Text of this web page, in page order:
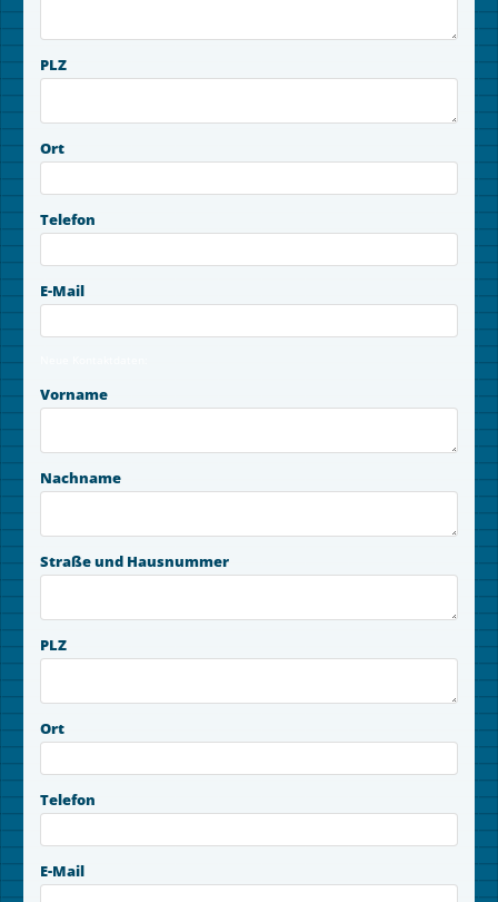
PLZ
Ort
Telefon
E-Mail
Vorname
Nachname
Straße und Hausnummer
PLZ
Ort
Telefon
E-Mail